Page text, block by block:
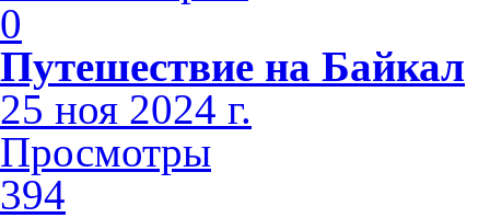
0
Путешествие на Байкал
25 ноя 2024 г.
Просмотры
394